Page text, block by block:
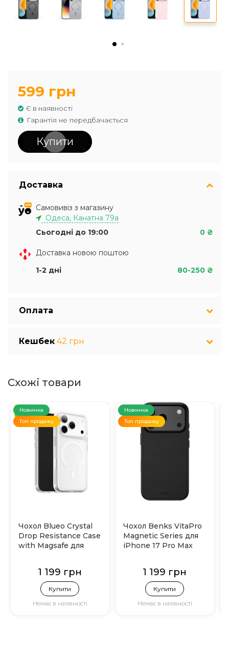
599 грн
Є в наявності
Гарантія не передбачається
Купити
Доставка
Самовивіз з магазину
Одеса, Канатна 79а
Сьогодні до 19:00
0 ₴
Доставка новою поштою
1-2 дні
80-250 ₴
Оплата
Кешбек 42 грн
Схожі товари
Новинка
Топ продажу
Чохол Blueo Crystal
Drop Resistance Case
with Magsafe для
1 199 грн
Купити
Немає в наявності
Новинка
Топ продажу
Чохол Benks VitaPro
Magnetic Series для
iPhone 17 Pro Max
1 199 грн
Купити
Немає в наявності